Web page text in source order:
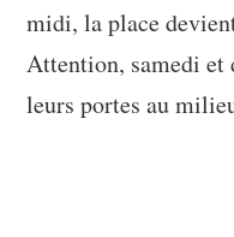
midi, la place
Attention, samedi
leurs portes au